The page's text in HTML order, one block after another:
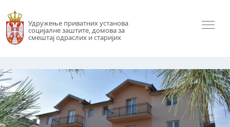
Удружење приватних установа
социјалне заштите, домова за
смештај одраслих и старијих